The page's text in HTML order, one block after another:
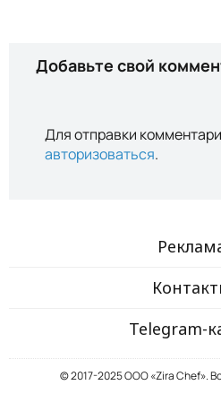
Добавьте свой
Для отправки
авторизоваться.
Telegram-
© 2017-2025 ООО «Zira Chef».